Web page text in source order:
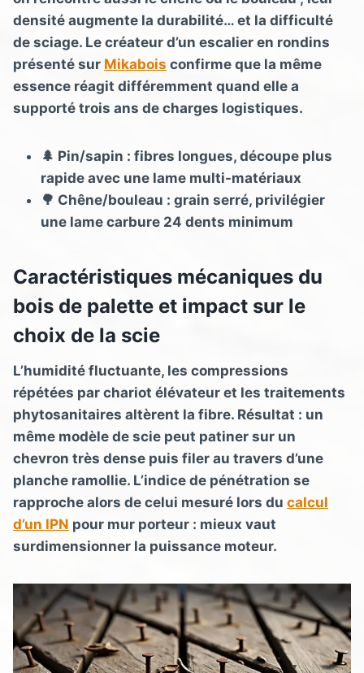
densité augmente la durabilité… et la difficulté
de sciage. Le créateur d’un escalier en rondins
présenté sur Mikabois confirme que la même
essence réagit différemment quand elle a
supporté trois ans de charges logistiques.
🌲 Pin/sapin : fibres longues, découpe plus
rapide avec une lame multi-matériaux
🌳 Chêne/bouleau : grain serré, privilégier
une lame carbure 24 dents minimum
Caractéristiques mécaniques du
bois de palette et impact sur le
choix de la scie
L’humidité fluctuante, les compressions
répétées par chariot élévateur et les traitements
phytosanitaires altèrent la fibre. Résultat : un
même modèle de scie peut patiner sur un
chevron très dense puis filer au travers d’une
planche ramollie. L’indice de pénétration se
rapproche alors de celui mesuré lors du calcul
d’un IPN pour mur porteur : mieux vaut
surdimensionner la puissance moteur.